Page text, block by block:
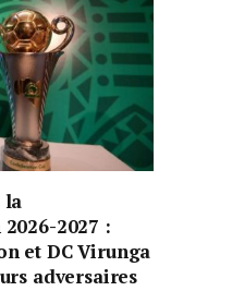
la
2027 :
et DC Virunga
adversaires